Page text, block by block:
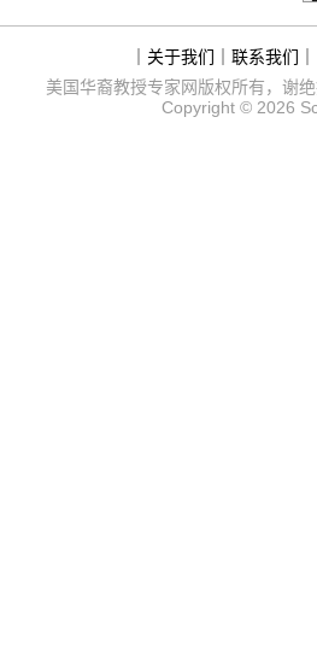
关于我们 联系我们
美国华裔教授专家网版权所有，谢
Copyright © 2026